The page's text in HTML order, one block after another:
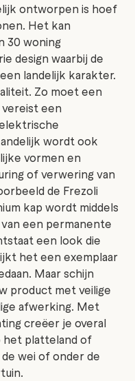
ontworpen is hoef
Het kan
30 woning
design waarbij de
landelijk karakter.
Zo moet een
een
wordt ook
vormen en
of verwering van
de Frezoli
kap wordt middels
een permanente
een look die
het een exemplaar
Maar schijn
product met veilige
afwerking. Met
creëer je overal
het platteland of
de wei of onder de